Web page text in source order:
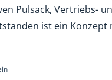
Pulsack, Vertriebs-
ist ein